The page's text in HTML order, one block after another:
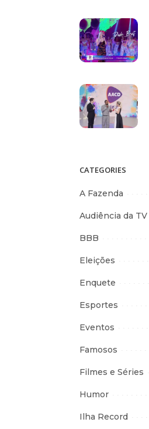
CATEGORIES
A Fazenda
Audiência da TV
BBB
Eleições
Enquete
Esportes
Eventos
Famosos
Filmes e Séries
Humor
Ilha Record